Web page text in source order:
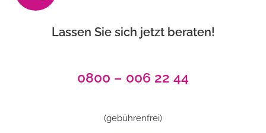
Lassen Sie sich jetzt beraten!
0800 – 006 22 44
(gebührenfrei)